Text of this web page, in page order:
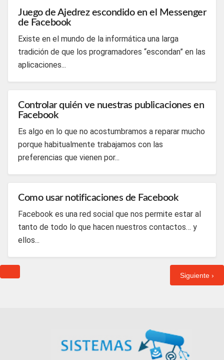
Juego de Ajedrez escondido en el Messenger
de Facebook
Existe en el mundo de la informática una larga
tradición de que los programadores “escondan” en las
aplicaciones...
Controlar quién ve nuestras publicaciones en
Facebook
Es algo en lo que no acostumbramos a reparar mucho
porque habitualmente trabajamos con las
preferencias que vienen por...
Como usar notificaciones de Facebook
Facebook es una red social que nos permite estar al
tanto de todo lo que hacen nuestros contactos… y
ellos...
Siguiente ›